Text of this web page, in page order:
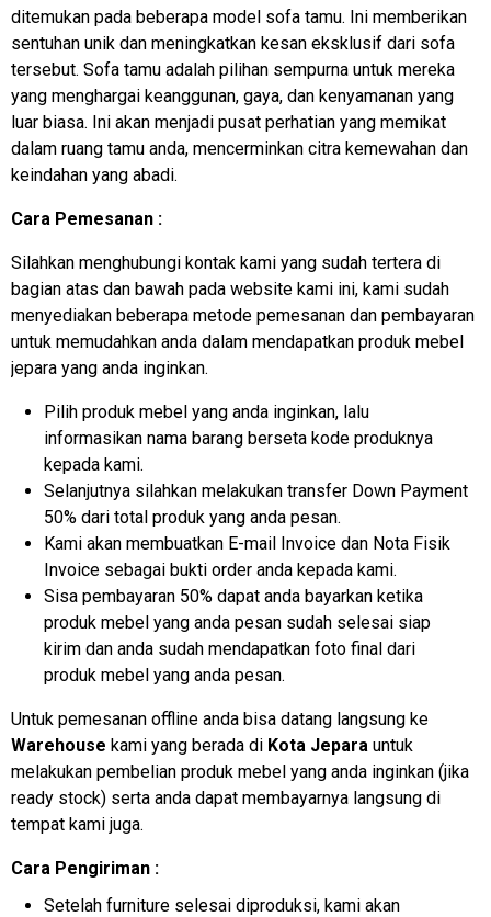
ditemukan pada beberapa model sofa tamu. Ini memberikan
sentuhan unik dan meningkatkan kesan eksklusif dari sofa
tersebut. Sofa tamu adalah pilihan sempurna untuk mereka
yang menghargai keanggunan, gaya, dan kenyamanan yang
luar biasa. Ini akan menjadi pusat perhatian yang memikat
dalam ruang tamu anda, mencerminkan citra kemewahan dan
keindahan yang abadi.
Cara Pemesanan :
Silahkan menghubungi kontak kami yang sudah tertera di
bagian atas dan bawah pada website kami ini, kami sudah
menyediakan beberapa metode pemesanan dan pembayaran
untuk memudahkan anda dalam mendapatkan produk mebel
jepara yang anda inginkan.
Pilih produk mebel yang anda inginkan, lalu
informasikan nama barang berseta kode produknya
kepada kami.
Selanjutnya silahkan melakukan transfer Down Payment
50% dari total produk yang anda pesan.
Kami akan membuatkan E-mail Invoice dan Nota Fisik
Invoice sebagai bukti order anda kepada kami.
Sisa pembayaran 50% dapat anda bayarkan ketika
produk mebel yang anda pesan sudah selesai siap
kirim dan anda sudah mendapatkan foto final dari
produk mebel yang anda pesan.
Untuk pemesanan offline anda bisa datang langsung ke
Warehouse kami yang berada di Kota Jepara untuk
melakukan pembelian produk mebel yang anda inginkan (jika
ready stock) serta anda dapat membayarnya langsung di
tempat kami juga.
Cara Pengiriman :
Setelah furniture selesai diproduksi, kami akan